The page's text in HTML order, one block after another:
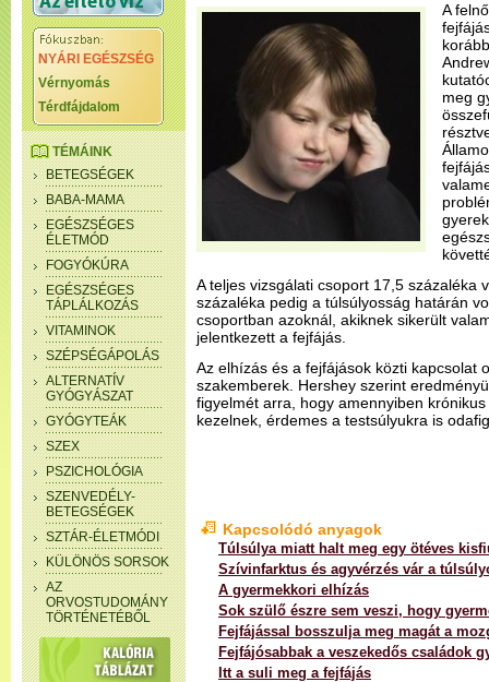
NYÁRI EGÉSZSÉG
Vérnyomás
Térdfájdalom
TÉMÁINK
BETEGSÉGEK
BABA-MAMA
EGÉSZSÉGES
ÉLETMÓD
FOGYÓKÚRA
EGÉSZSÉGES
TÁPLÁLKOZÁS
VITAMINOK
SZÉPSÉGÁPOLÁS
ALTERNATÍV
GYÓGYÁSZAT
GYÓGYTEÁK
SZEX
PSZICHOLÓGIA
SZENVEDÉLY-
BETEGSÉGEK
SZTÁR-ÉLETMÓDI
KÜLÖNÖS SORSOK
AZ
ORVOSTUDOMÁNY
TÖRTÉNETÉBŐL
A
meg
A teljes vizsgálati csoport 17,5 százaléka
százaléka pedig a túlsúlyosság határán
csoportban azoknál, akiknek sikerült
jelentkezett a fejfájás.
Az elhízás és a fejfájások közti kapcsolat
szakemberek. Hershey szerint
figyelmét arra, hogy amennyiben
kezelnek, érdemes a testsúlyukra is
Kapcsolódó anyagok
Túlsúlya miatt halt meg egy ötéves
Szívinfarktus és agyvérzés vár a
A gyermekkori elhízás
Sok szülő észre sem veszi, hogy
Fejfájással bosszulja meg magát a
Fejfájósabbak a veszekedős családok
Itt a suli meg a fejfájás